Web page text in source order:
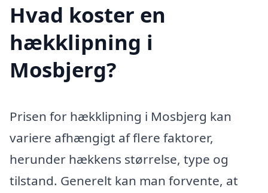
Hvad koster en
hækklipning i
Mosbjerg?
Prisen for hækklipning i Mosbjerg kan
variere afhængigt af flere faktorer,
herunder hækkens størrelse, type og
tilstand. Generelt kan man forvente, at